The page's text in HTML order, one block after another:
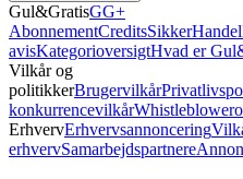
Gul&GratisGG+
AbonnementCreditsSikkerHandel
avisKategorioversigtHvad er
Vilkår og
politikkerBrugervilkår
konkurrencevilkår
ErhvervErhvervsannoncering
erhvervSamarbejdspartnere